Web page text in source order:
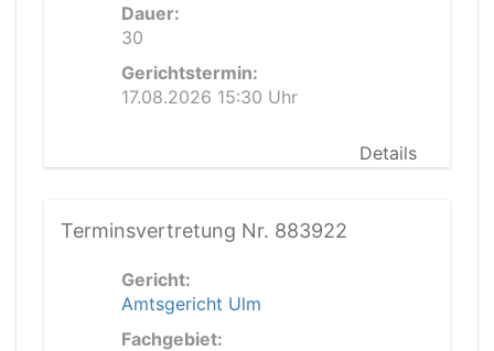
Dauer:
30
Gerichtstermin:
17.08.2026 15:30 Uhr
Details
Terminsvertretung Nr. 883922
Gericht:
Amtsgericht Ulm
Fachgebiet: